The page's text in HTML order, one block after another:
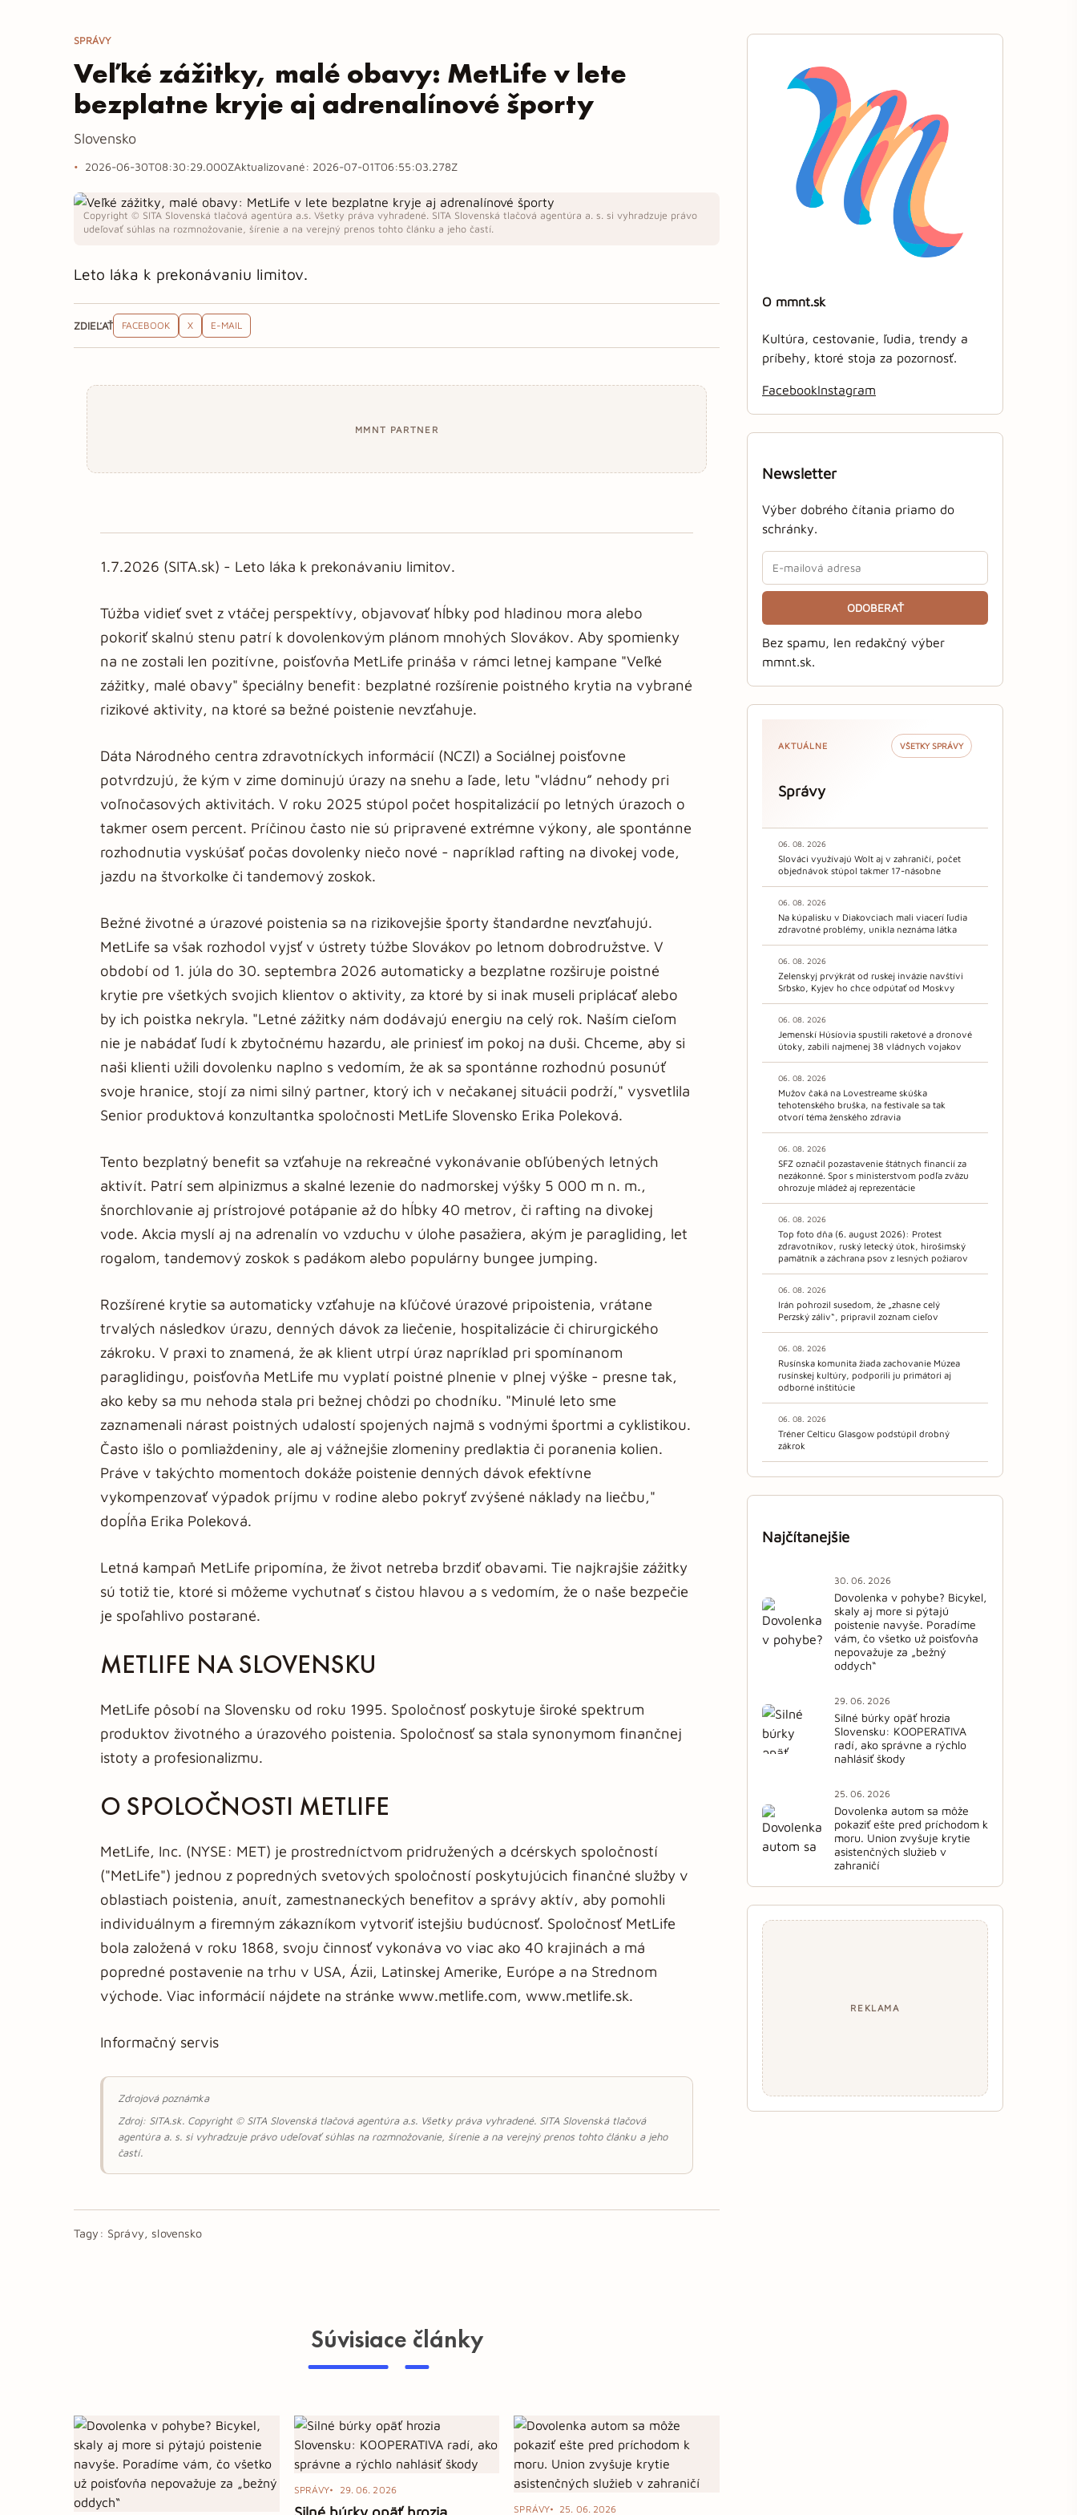
SPRÁVY
Veľké zážitky, malé obavy: MetLife v lete
bezplatne kryje aj adrenalínové športy
Slovensko
2026-06-30T08:30:29.000ZAktualizované: 2026-07-01T06:55:03.278Z
Copyright © SITA Slovenská tlačová agentúra a.s. Všetky práva vyhradené. SITA Slovenská tlačová agentúra a. s. si vyhradzuje právo
udeľovať súhlas na rozmnožovanie, šírenie a na verejný prenos tohto článku a jeho častí.
Leto láka k prekonávaniu limitov.
ZDIEĽAŤ FACEBOOK X E-MAIL
MMNT PARTNER
1.7.2026 (SITA.sk) - Leto láka k prekonávaniu limitov.
Túžba vidieť svet z vtáčej perspektívy, objavovať hĺbky pod hladinou mora alebo
pokoriť skalnú stenu patrí k dovolenkovým plánom mnohých Slovákov. Aby spomienky
na ne zostali len pozitívne, poisťovňa MetLife prináša v rámci letnej kampane "Veľké
zážitky, malé obavy" špeciálny benefit: bezplatné rozšírenie poistného krytia na vybrané
rizikové aktivity, na ktoré sa bežné poistenie nevzťahuje.
Dáta Národného centra zdravotníckych informácií (NCZI) a Sociálnej poisťovne
potvrdzujú, že kým v zime dominujú úrazy na snehu a ľade, letu "vládnu” nehody pri
voľnočasových aktivitách. V roku 2025 stúpol počet hospitalizácií po letných úrazoch o
takmer osem percent. Príčinou často nie sú pripravené extrémne výkony, ale spontánne
rozhodnutia vyskúšať počas dovolenky niečo nové - napríklad rafting na divokej vode,
jazdu na štvorkolke či tandemový zoskok.
Bežné životné a úrazové poistenia sa na rizikovejšie športy štandardne nevzťahujú.
MetLife sa však rozhodol vyjsť v ústrety túžbe Slovákov po letnom dobrodružstve. V
období od 1. júla do 30. septembra 2026 automaticky a bezplatne rozširuje poistné
krytie pre všetkých svojich klientov o aktivity, za ktoré by si inak museli priplácať alebo
by ich poistka nekryla. "Letné zážitky nám dodávajú energiu na celý rok. Naším cieľom
nie je nabádať ľudí k zbytočnému hazardu, ale priniesť im pokoj na duši. Chceme, aby si
naši klienti užili dovolenku naplno s vedomím, že ak sa spontánne rozhodnú posunúť
svoje hranice, stojí za nimi silný partner, ktorý ich v nečakanej situácii podrží," vysvetlila
Senior produktová konzultantka spoločnosti MetLife Slovensko Erika Poleková.
Tento bezplatný benefit sa vzťahuje na rekreačné vykonávanie obľúbených letných
aktivít. Patrí sem alpinizmus a skalné lezenie do nadmorskej výšky 5 000 m n. m.,
šnorchlovanie aj prístrojové potápanie až do hĺbky 40 metrov, či rafting na divokej
vode. Akcia myslí aj na adrenalín vo vzduchu v úlohe pasažiera, akým je paragliding, let
rogalom, tandemový zoskok s padákom alebo populárny bungee jumping.
Rozšírené krytie sa automaticky vzťahuje na kľúčové úrazové pripoistenia, vrátane
trvalých následkov úrazu, denných dávok za liečenie, hospitalizácie či chirurgického
zákroku. V praxi to znamená, že ak klient utrpí úraz napríklad pri spomínanom
paraglidingu, poisťovňa MetLife mu vyplatí poistné plnenie v plnej výške - presne tak,
ako keby sa mu nehoda stala pri bežnej chôdzi po chodníku. "Minulé leto sme
zaznamenali nárast poistných udalostí spojených najmä s vodnými športmi a cyklistikou.
Často išlo o pomliaždeniny, ale aj vážnejšie zlomeniny predlaktia či poranenia kolien.
Práve v takýchto momentoch dokáže poistenie denných dávok efektívne
vykompenzovať výpadok príjmu v rodine alebo pokryť zvýšené náklady na liečbu,"
dopĺňa Erika Poleková.
Letná kampaň MetLife pripomína, že život netreba brzdiť obavami. Tie najkrajšie zážitky
sú totiž tie, ktoré si môžeme vychutnať s čistou hlavou a s vedomím, že o naše bezpečie
je spoľahlivo postarané.
METLIFE NA SLOVENSKU
MetLife pôsobí na Slovensku od roku 1995. Spoločnosť poskytuje široké spektrum
produktov životného a úrazového poistenia. Spoločnosť sa stala synonymom finančnej
istoty a profesionalizmu.
O SPOLOČNOSTI METLIFE
MetLife, Inc. (NYSE: MET) je prostredníctvom pridružených a dcérskych spoločností
("MetLife") jednou z popredných svetových spoločností poskytujúcich finančné služby v
oblastiach poistenia, anuít, zamestnaneckých benefitov a správy aktív, aby pomohli
individuálnym a firemným zákazníkom vytvoriť istejšiu budúcnosť. Spoločnosť MetLife
bola založená v roku 1868, svoju činnosť vykonáva vo viac ako 40 krajinách a má
popredné postavenie na trhu v USA, Ázii, Latinskej Amerike, Európe a na Strednom
východe. Viac informácií nájdete na stránke www.metlife.com, www.metlife.sk.
Informačný servis
Zdrojová poznámka
Zdroj: SITA.sk. Copyright © SITA Slovenská tlačová agentúra a.s. Všetky práva vyhradené. SITA Slovenská tlačová
agentúra a. s. si vyhradzuje právo udeľovať súhlas na rozmnožovanie, šírenie a na verejný prenos tohto článku a jeho
častí.
Tagy: Správy, slovensko
Súvisiace články
SPRÁVY 29. 06. 2026
Silné búrky opäť hrozia SPRÁVY 25. 06. 2026
O mmnt.sk
Kultúra, cestovanie, ľudia, trendy a
príbehy, ktoré stoja za pozornosť.
FacebookInstagram
Newsletter
Výber dobrého čítania priamo do
schránky.
ODOBERAŤ
Bez spamu, len redakčný výber
mmnt.sk.
AKTUÁLNE VŠETKY SPRÁVY
Správy
06. 08. 2026
Slováci využívajú Wolt aj v zahraničí, počet
objednávok stúpol takmer 17-násobne
06. 08. 2026
Na kúpalisku v Diakovciach mali viacerí ľudia
zdravotné problémy, unikla neznáma látka
06. 08. 2026
Zelenskyj prvýkrát od ruskej invázie navštívi
Srbsko, Kyjev ho chce odpútať od Moskvy
06. 08. 2026
Jemenskí Húsíovia spustili raketové a dronové
útoky, zabili najmenej 38 vládnych vojakov
06. 08. 2026
Mužov čaká na Lovestreame skúška
tehotenského bruška, na festivale sa tak
otvorí téma ženského zdravia
06. 08. 2026
SFZ označil pozastavenie štátnych financií za
nezákonné. Spor s ministerstvom podľa zväzu
ohrozuje mládež aj reprezentácie
06. 08. 2026
Top foto dňa (6. august 2026): Protest
zdravotníkov, ruský letecký útok, hirošimský
pamätník a záchrana psov z lesných požiarov
06. 08. 2026
Irán pohrozil susedom, že „zhasne celý
Perzský záliv“, pripravil zoznam cieľov
06. 08. 2026
Rusínska komunita žiada zachovanie Múzea
rusínskej kultúry, podporili ju primátori aj
odborné inštitúcie
06. 08. 2026
Tréner Celticu Glasgow podstúpil drobný
zákrok
Najčítanejšie
30. 06. 2026
Dovolenka v pohybe? Bicykel,
skaly aj more si pýtajú
poistenie navyše. Poradíme
vám, čo všetko už poisťovňa
nepovažuje za „bežný
oddych“
29. 06. 2026
Silné búrky opäť hrozia
Slovensku: KOOPERATIVA
radí, ako správne a rýchlo
nahlásiť škody
25. 06. 2026
Dovolenka autom sa môže
pokaziť ešte pred príchodom k
moru. Union zvyšuje krytie
asistenčných služieb v
zahraničí
REKLAMA